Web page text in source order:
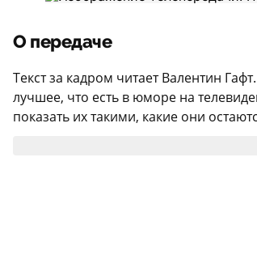
О передаче
Текст за кадром читает Валентин
лучшее, что есть в юморе на
показать их такими, какие они